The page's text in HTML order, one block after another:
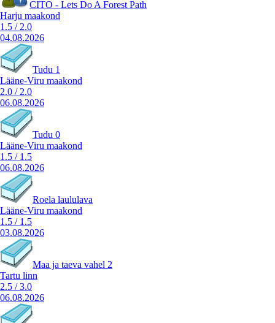
CITO - Lets Do A Forest Path
Harju maakond
1.5 / 2.0
04.08.2026
Tudu 1
Lääne-Viru maakond
2.0 / 2.0
06.08.2026
Tudu 0
Lääne-Viru maakond
1.5 / 1.5
06.08.2026
Roela laululava
Lääne-Viru maakond
1.5 / 1.5
03.08.2026
Maa ja taeva vahel 2
Tartu linn
2.5 /3.0
06.08.2026